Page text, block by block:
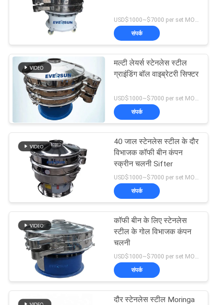
गुणवत्ता
संपर्क
उद्धरण
का
अनुरोध
साइट
गोपनीयता
संपर्क
मल्टी लेयर्स स्टेनलेस स्टील
ग्राइंडिंग बॉल वाइब्रेटरी सिफ्टर
USD$1000~$7000 per set MOQ:एक सेट
संपर्क
40 जाल स्टेनलेस स्टील के दौर
विभाजक कॉफी बीन कंपन
स्क्रीन चलनी Sifter
USD$1000~$7000 per set MOQ:एक सेट
संपर्क
कॉफी बीन के लिए स्टेनलेस
स्टील के गोल विभाजक कंपन
चलनी
संपर्क
दौर स्टेनलेस स्टील Moringa